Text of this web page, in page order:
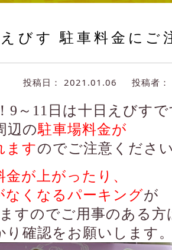
びす 駐車料金にご
投稿日： 2021.01.06 投稿者：
9～11日は十日えびすで
辺の駐車場料金が
ますのでご注意ください
金が上がったり、
なくなるパーキングが
すのでご用事のある方
確認をお願いします。